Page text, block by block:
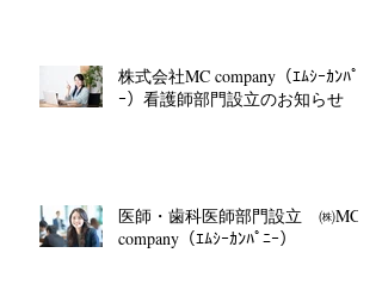
株式会社MC company（ｴﾑｼｰｶﾝﾊﾟﾆ
ｰ）看護師部門設立のお知らせ
医師・歯科医師部門設立 ㈱MC
company（ｴﾑｼｰｶﾝﾊﾟﾆｰ）